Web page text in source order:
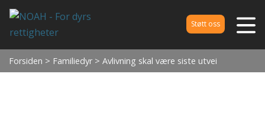
Støtt oss
Forsiden > Familiedyr > Avlivning skal være siste utvei